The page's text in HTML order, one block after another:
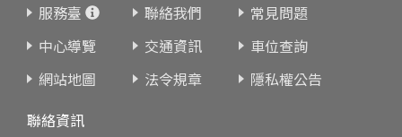
服務臺
聯絡我們
常見問題
中心導覽
交通資訊
車位查詢
網站地圖
法令規章
隱私權公告
聯絡資訊